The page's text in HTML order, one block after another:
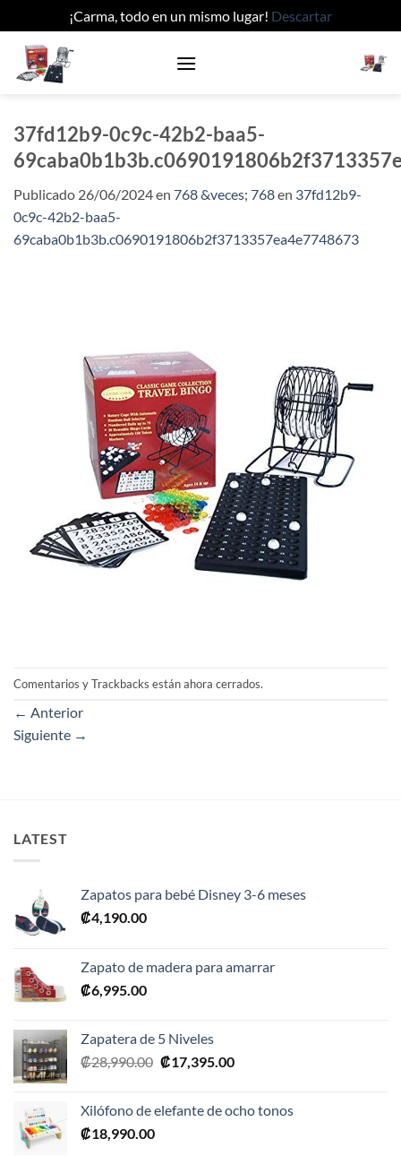
¡Carma, todo en un mismo lugar! Descartar
Saltar
contenido
37fd12b9-0c9c-42b2-baa5-
Publicado 26/06/2024en 768 &veces; 768en 37fd12b9-
0c9c-42b2-baa5-
69caba0b1b3b.c0690191806b2f3713357ea4e7748673
Comentarios y Trackbacks están ahora cerrados.
← Anterior
Siguiente →
LATEST
Zapatos para bebé Disney 3-6 meses
₡4,190.00
Zapato de madera para amarrar
₡6,995.00
Zapatera de 5 Niveles
₡28,990.00 El
era:
₡17,395.00El
es:
Xilófono de elefante de ocho tonos
₡18,990.00